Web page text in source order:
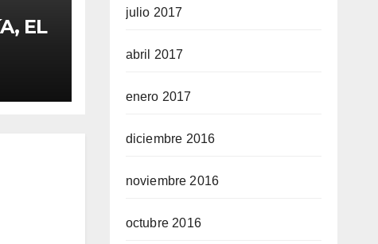
EL
julio 2017
abril 2017
enero 2017
diciembre 2016
noviembre 2016
octubre 2016